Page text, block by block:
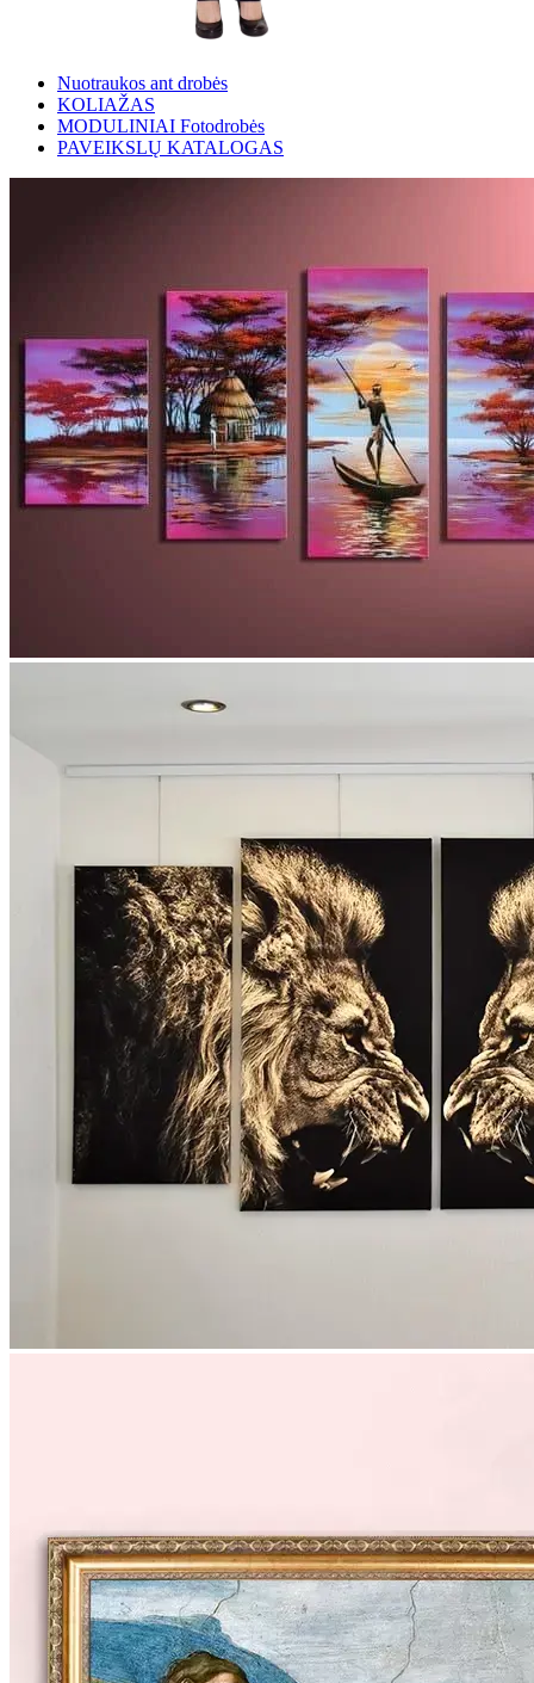
Nuotraukos ant drobės
KOLIAŽAS
MODULINIAI Fotodrobės
PAVEIKSLŲ KATALOGAS